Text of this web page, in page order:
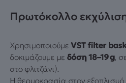
Πρωτόκολλο
Χρησιμοποιούμε VST filter
δοκιμάζουμε με δόση 18–19 g ,
στο φλιτζάνι).
Η θερμοκρασία στον εξοπλισμό